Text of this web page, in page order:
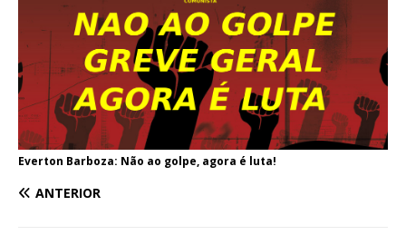
Everton Barboza: Não ao golpe, agora é luta!
ANTERIOR